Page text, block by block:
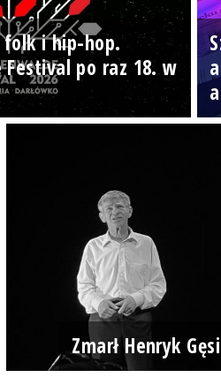
folk i hip-hop.
Festival po raz 18. w
Zmarł Henryk